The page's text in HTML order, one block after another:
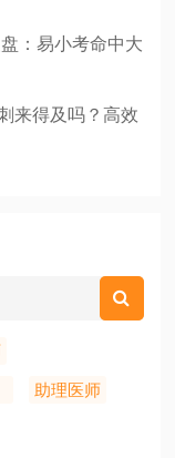
：易小考命中大
来得及吗？高效
助理医师